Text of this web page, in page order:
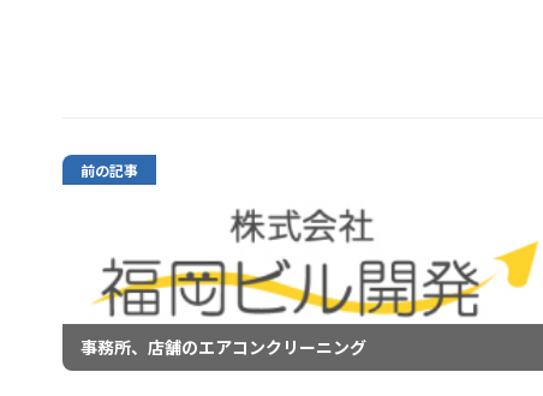
前の記事
事務所、店舗のエアコンクリーニング